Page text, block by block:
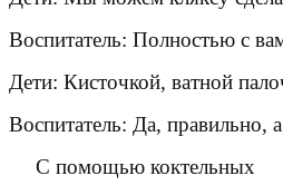
Воспитатель: Полностью с
Дети: Кисточкой, ватной
Воспитатель: Да, правильно,
С помощью коктельных